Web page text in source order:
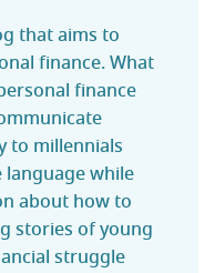
that aims to
finance. What
finance
to millennials
while
about how to
stories of young
struggle